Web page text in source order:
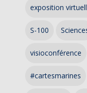
exposition
S-100
visioconférence
#cartesmarines